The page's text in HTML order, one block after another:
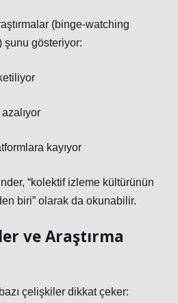
(binge-watching
şunu gösteriyor:
kayıyor
“kolektif izleme kültürünün
biri” olarak da okunabilir.
ve Araştırma
çelişkiler dikkat çeker: